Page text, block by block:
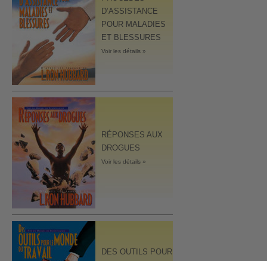
D’ASSISTANCE
POUR MALADIES
ET BLESSURES
Voir les détails »
RÉPONSES AUX
DROGUES
Voir les détails »
DES OUTILS POUR